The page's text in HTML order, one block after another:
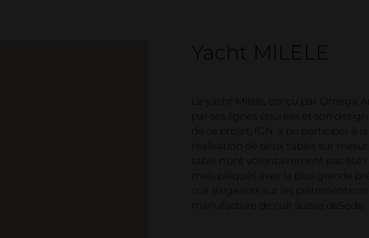
Yacht MILELE
Le yacht Milele, conçu par Omega
par ses lignes épurées et son
de ce projet, IGN. a pu participer à
réalisation de deux tables sur
table n'ont volontairement pas été
mais plaqués avec la plus grande
cuir exigeants sur les piètements
manufacture de cuir suisse deSede.